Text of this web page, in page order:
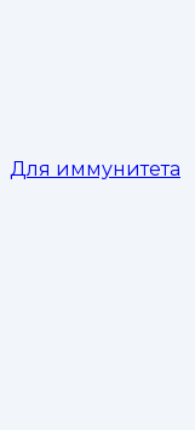
Для иммунитета